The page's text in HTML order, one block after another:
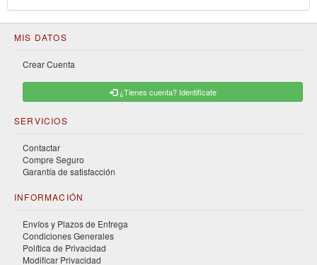
MIS DATOS
Crear Cuenta
¿Tienes cuenta? Identificate
SERVICIOS
Contactar
Compre Seguro
Garantía de satisfacción
INFORMACIÓN
Envíos y Plazos de Entrega
Condiciones Generales
Política de Privacidad
Modificar Privacidad